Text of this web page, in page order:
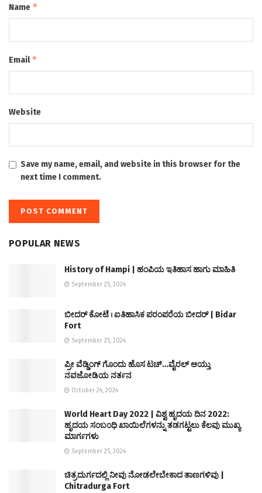
Name *
Email*
Website
Save my name, email, and website in this browser for the
next time I comment.
POPULAR NEWS
History of Hampi | ಹಂಪಿಯ ಇತಿಹಾಸ ಹಾಗು ಮಾಹಿತಿ
September 25, 2024
ಬೀದರ್ ಕೋಟೆ । ಐತಿಹಾಸಿಕ ಪರಂಪರೆಯ ಬೀದರ್ | Bidar
Fort
September 25, 2024
ಪ್ರೀ ವೆಡ್ಡಿಂಗ್ ಗೊಂದು ಹೊಸ ಟಚ್…ವೈರಲ್ ಆಯ್ತು
ನವಜೋಡಿಯ ನರ್ತನ
October 24, 2024
World Heart Day 2022 | ವಿಶ್ವ ಹೃದಯ ದಿನ 2022:
ಹೃದಯ ಸಂಬಂಧಿ ಖಾಯಿಲೆಗಳನ್ನು ತಡಗಟ್ಟಲು ಕೆಲವು ಮುಖ್ಯ
ಮಾರ್ಗಗಳು
September 25, 2024
ಚಿತ್ರದುರ್ಗದಲ್ಲಿ ನೀವು ನೋಡಲೇಬೇಕಾದ ತಾಣಗಳಿವು |
Chitradurga Fort